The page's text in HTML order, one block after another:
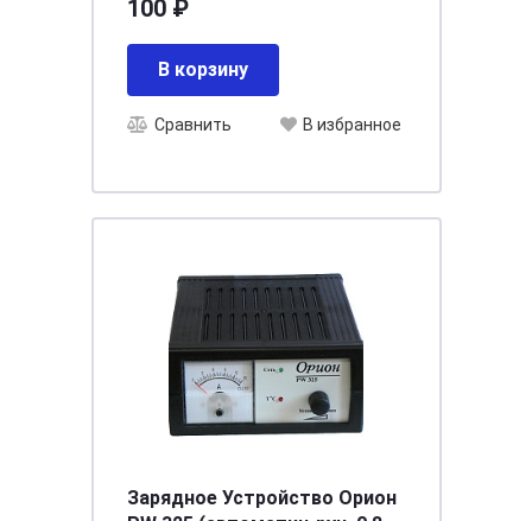
200(БМ8-БМ8)
100 ₽
В корзину
Сравнить В избранное
Зарядное Устройство Орион